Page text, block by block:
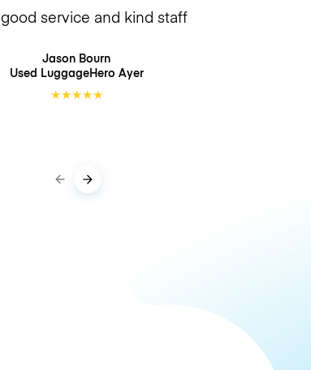
service and kind staff
Jason Bourn
Used LuggageHero Ayer
★★★★★